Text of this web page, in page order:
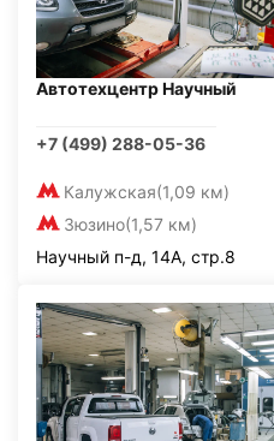
Автотехцентр Научный
+7 (499) 288-05-36
Калужская(1,09 км)
Зюзино(1,57 км)
Научный п-д, 14А, стр.8